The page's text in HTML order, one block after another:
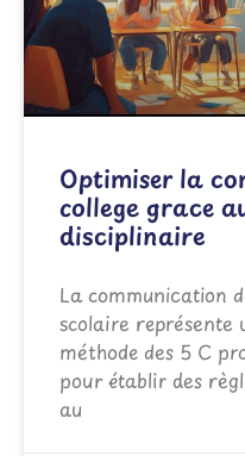
Optimiser la
college grace
disciplinaire
La communication
scolaire représente
méthode des 5 C
pour établir des
au